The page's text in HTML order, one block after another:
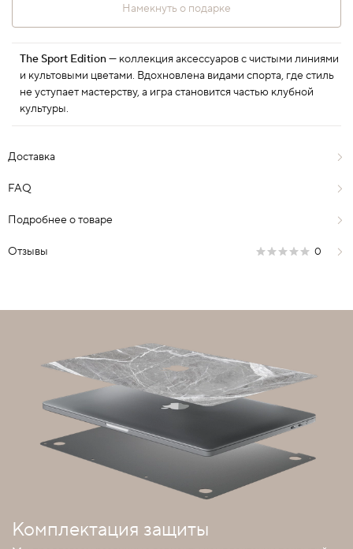
Намекнуть о подарке
The Sport Edition— коллекция аксессуаров с чистыми линиями
и культовыми цветами. Вдохновлена видами спорта, где стиль
не уступает мастерству, а игра становится частью клубной
культуры.
Доставка
FAQ
Подробнее о товаре
Отзывы 0
Комплектация защиты